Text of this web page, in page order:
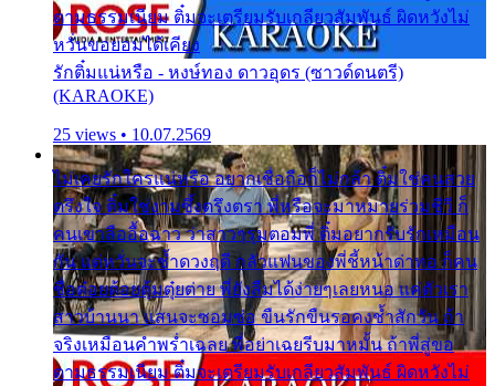
ตามธรรมเนียม ติ๋มจะเตรียมรับเกลียวสัมพันธ์ ผิดหวังไม่
หวั่นขอยอมได้เคียง
รักติ๋มแน่หรือ - หงษ์ทอง ดาวอุดร (ซาวด์ดนตรี)
(KARAOKE)
25 views • 10.07.2569
ไม่เคยรักใครแน่หรือ อยากเชื่อถือก็ไม่กล้า ติ๋มใช่คนสวย
ตรึงใจ ติ๋มใช่งามซึ้งตรึงตรา พี่หรือจะมาหมายร่วมชีวี ก็
คนเขาลืออื้อฉาว ว่าสาวๆรุมตอมพี่ ติ๋มอยากรับรักเหมือน
กัน แต่หวั่นจะช้ำดวงฤดี กลัวแฟนของพี่ชี้หน้าด่าทอ ก็คน
ชื่อต๋อยต้อยตุ้มตุ๋ยต่าย พี่ยังลืมได้ง่ายๆเลยหนอ แค่ตัวเรา
สาวบ้านนา แสนจะซอมซ่อ ขืนรักขืนรอคงช้ำสักวัน ถ้า
จริงเหมือนคำพร่ำเฉลย พี่อย่าเฉยรีบมาหมั้น ถ้าพี่สู่ขอ
ตามธรรมเนียม ติ๋มจะเตรียมรับเกลียวสัมพันธ์ ผิดหวังไม่